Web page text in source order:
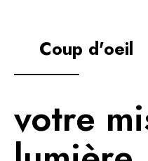
Coup d'oeil
votre